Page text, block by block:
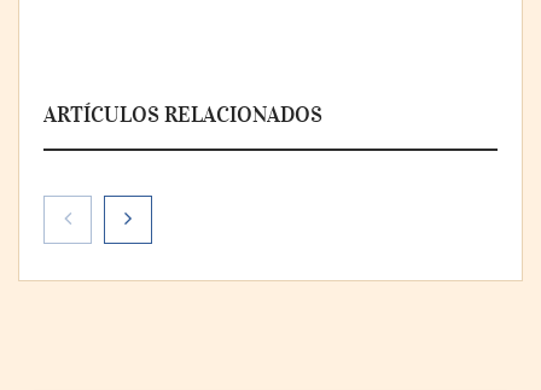
ARTÍCULOS RELACIONADOS